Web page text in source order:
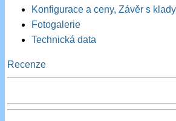
Konfigurace a ceny, Závěr s
Fotogalerie
Technická data
Recenze